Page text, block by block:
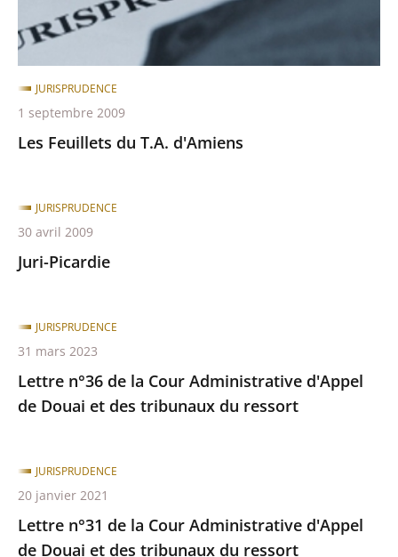
Les Feuillets du T.A. d'Amiens
JURISPRUDENCE
1 septembre 2009
Juri-Picardie
JURISPRUDENCE
30 avril 2009
Lettre n°36 de la Cour Administrative d'Appel
de Douai et des tribunaux du ressort
JURISPRUDENCE
31 mars 2023
Lettre n°31 de la Cour Administrative d'Appel
de Douai et des tribunaux du ressort
JURISPRUDENCE
20 janvier 2021